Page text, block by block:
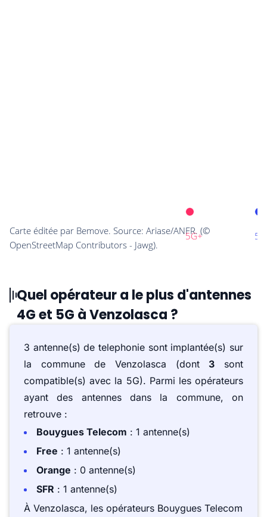
Quel opérateur a le plus d'antennes
4G et 5G à Venzolasca ?
3 antenne(s) de telephonie sont implantée(s) sur
la commune de Venzolasca (dont3 sont
compatible(s) avec la 5G). Parmi les opérateurs
ayant des antennes dans la commune, on
retrouve :
Bouygues Telecom : 1 antenne(s)
Free : 1 antenne(s)
Orange : 0 antenne(s)
SFR : 1 antenne(s)
À Venzolasca, les opérateurs Bouygues Telecom